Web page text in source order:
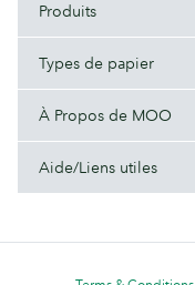
Produits
Types de papier
À Propos de MOO
Aide/Liens utiles